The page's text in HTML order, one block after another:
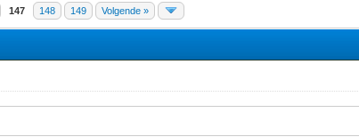
147 148 149 Volgende »